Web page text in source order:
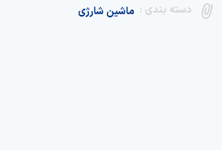
دسته بندی : ماشین شارژی